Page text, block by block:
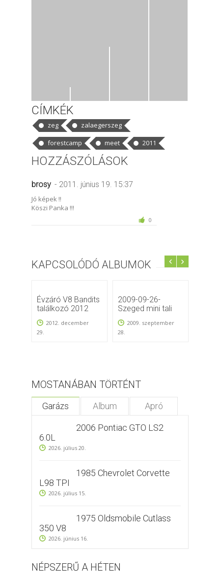
CÍMKÉK
zeg
zalaegerszeg
forestcamp
meet 2011
HOZZÁSZÓLÁSOK
brosy - 2011. június 19. 15:37
Jó képek !!
Köszi Panka !!!
0
KAPCSOLÓDÓ ALBUMOK
Évzáró V8 Bandits
találkozó 2012
2012. december
29.
2009-09-26-
Szeged mini tali
2009. szeptember
28.
MOSTANÁBAN TÖRTÉNT
Garázs Album Apró
2006 Pontiac GTO LS2
6.0L
2026. július 20.
1985 Chevrolet Corvette
L98 TPI
2026. július 15.
1975 Oldsmobile Cutlass
350 V8
2026. június 16.
NÉPSZERŰ A HÉTEN